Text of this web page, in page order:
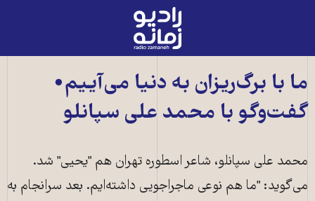
رادیو
زمانه
صفحه
اصلی
ما با برگ‌ریزان به دنیا می‌آییم•
گفت‌و‌گو با محمد علی سپانلو
محمد علی سپانلو، شاعر اسطوره تهران هم "یحیی" شد.
می‌گوید: "ما هم نوعی ماجراجویی داشته‌ایم. بعد سرانجام به